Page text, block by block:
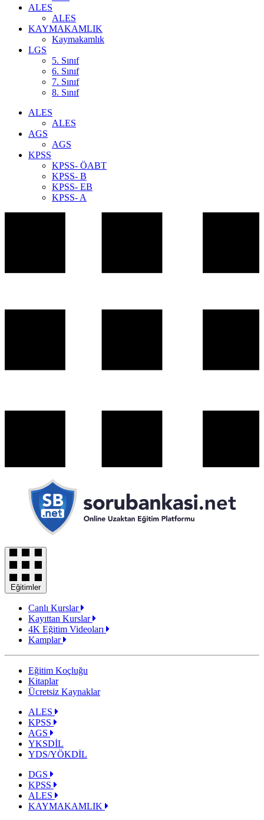
ALES
ALES
KAYMAKAMLIK
Kaymakamlık
LGS
5. Sınıf
6. Sınıf
7. Sınıf
8. Sınıf
ALES
ALES
AGS
AGS
KPSS
KPSS- ÖABT
KPSS- B
KPSS- EB
KPSS- A
Eğitimler
Canlı Kurslar
Kayıttan Kurslar
4K Eğitim Videoları
Kamplar
Eğitim Koçluğu
Kitaplar
Ücretsiz Kaynaklar
ALES
KPSS
AGS
YKSDİL
YDS/YÖKDİL
DGS
KPSS
ALES
KAYMAKAMLIK